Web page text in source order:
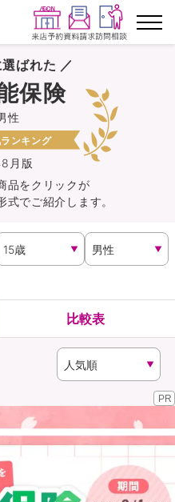
探す
す
員さま専用保険
覧
従業員さま向け
訪問相談
ばれた ／
月版
性
保険
ンキング
品をクリックが
でご紹介します。
比較表
PR